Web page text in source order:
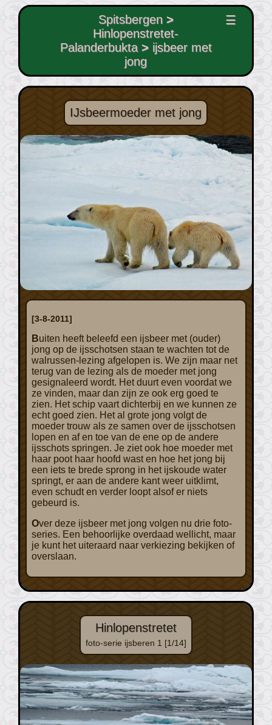
Spitsbergen>
Hinlopenstretet-
Palanderbukta> ijsbeer met
jong
☰
IJsbeermoeder met jong
[3-8-2011]
Buiten heeft beleefd een ijsbeer met (ouder)
jong op de ijsschotsen staan te wachten tot de
walrussen-lezing afgelopen is. We zijn maar net
terug van de lezing als de moeder met jong
gesignaleerd wordt. Het duurt even voordat we
ze vinden, maar dan zijn ze ook erg goed te
zien. Het schip vaart dichterbij en we kunnen ze
echt goed zien. Het al grote jong volgt de
moeder trouw als ze samen over de ijsschotsen
lopen en af en toe van de ene op de andere
ijsschots springen. Je ziet ook hoe moeder met
haar poot haar hoofd wast en hoe het jong bij
een iets te brede sprong in het ijskoude water
springt, er aan de andere kant weer uitklimt,
even schudt en verder loopt alsof er niets
gebeurd is.
Over deze ijsbeer met jong volgen nu drie foto-
series. Een behoorlijke overdaad wellicht, maar
je kunt het uiteraard naar verkiezing bekijken of
overslaan.
Hinlopenstretet
foto-serie ijsberen 1 [1/14]